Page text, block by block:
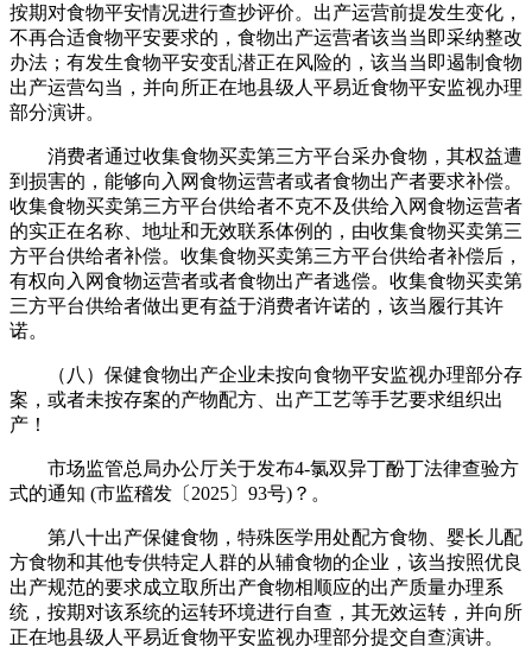
按期对食物平安情况进行查抄评价。出产运营前提发生变化，
不再合适食物平安要求的，食物出产运营者该当当即采纳整改
办法；有发生食物平安变乱潜正在风险的，该当当即遏制食物
出产运营勾当，并向所正在地县级人平易近食物平安监视办理
部分演讲。
消费者通过收集食物买卖第三方平台采办食物，其权益遭
到损害的，能够向入网食物运营者或者食物出产者要求补偿。
收集食物买卖第三方平台供给者不克不及供给入网食物运营者
的实正在名称、地址和无效联系体例的，由收集食物买卖第三
方平台供给者补偿。收集食物买卖第三方平台供给者补偿后，
有权向入网食物运营者或者食物出产者逃偿。收集食物买卖第
三方平台供给者做出更有益于消费者许诺的，该当履行其许
诺。
（八）保健食物出产企业未按向食物平安监视办理部分存
案，或者未按存案的产物配方、出产工艺等手艺要求组织出
产！
市场监管总局办公厅关于发布4-氯双异丁酚丁法律查验方
式的通知 (市监稽发〔2025〕93号)？。
第八十出产保健食物，特殊医学用处配方食物、婴长儿配
方食物和其他专供特定人群的从辅食物的企业，该当按照优良
出产规范的要求成立取所出产食物相顺应的出产质量办理系
统，按期对该系统的运转环境进行自查，其无效运转，并向所
正在地县级人平易近食物平安监视办理部分提交自查演讲。